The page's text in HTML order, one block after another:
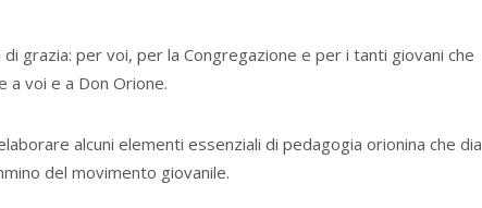
grazia: per voi, per la Congregazione e per i tanti giovani che
a voi e a Don Orione.
alcuni elementi essenziali di pedagogia orionina che dia
del movimento giovanile.